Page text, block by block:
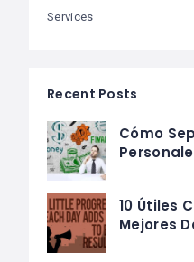
Services
Recent Posts
Cómo
10 Útiles
Mejores